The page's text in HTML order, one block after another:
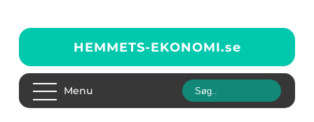
HEMMETS-EKONOMI.se
Menu